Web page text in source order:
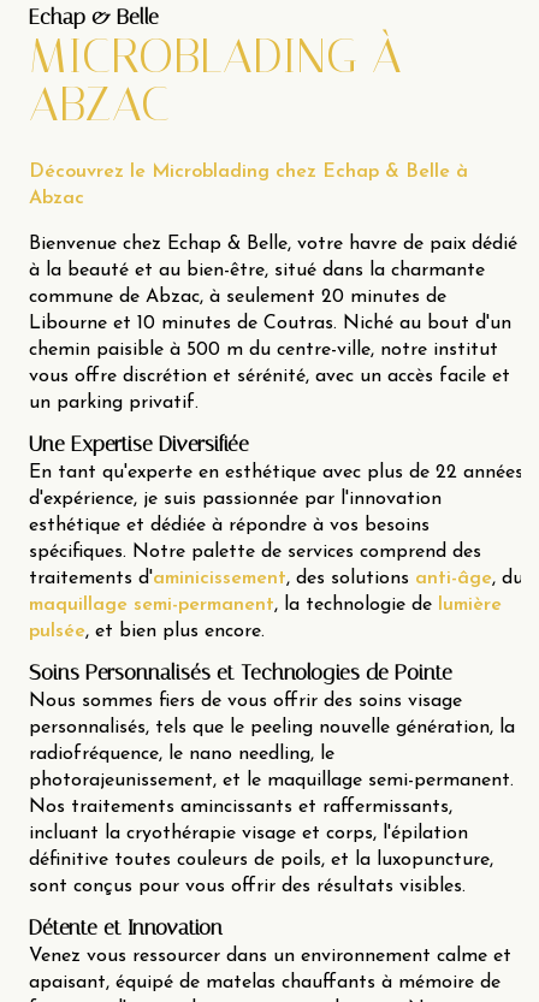
Echap & Belle
MICROBLADING À
ABZAC
Découvrez le Microblading chez Echap & Belle à
Abzac
Bienvenue chez Echap & Belle, votre havre de paix dédié
à la beauté et au bien-être, situé dans la charmante
commune de Abzac, à seulement 20 minutes de
Libourne et 10 minutes de Coutras. Niché au bout d'un
chemin paisible à 500 m du centre-ville, notre institut
vous offre discrétion et sérénité, avec un accès facile et
un parking privatif.
Une Expertise Diversifiée
En tant qu'experte en esthétique avec plus de 22 années
d'expérience, je suis passionnée par l'innovation
esthétique et dédiée à répondre à vos besoins
spécifiques. Notre palette de services comprend des
traitements d'aminicissement, des solutions anti-âge, du
maquillage semi-permanent, la technologie de
lumière
pulsée, et bien plus encore.
Soins Personnalisés et Technologies de Pointe
Nous sommes fiers de vous offrir des soins visage
personnalisés, tels que le peeling nouvelle génération, la
radiofréquence, le nano needling, le
photorajeunissement, et le maquillage semi-permanent.
Nos traitements amincissants et raffermissants,
incluant la cryothérapie visage et corps, l'épilation
définitive toutes couleurs de poils, et la luxopuncture,
sont conçus pour vous offrir des résultats visibles.
Détente et Innovation
Venez vous ressourcer dans un environnement calme et
apaisant, équipé de matelas chauffants à mémoire de